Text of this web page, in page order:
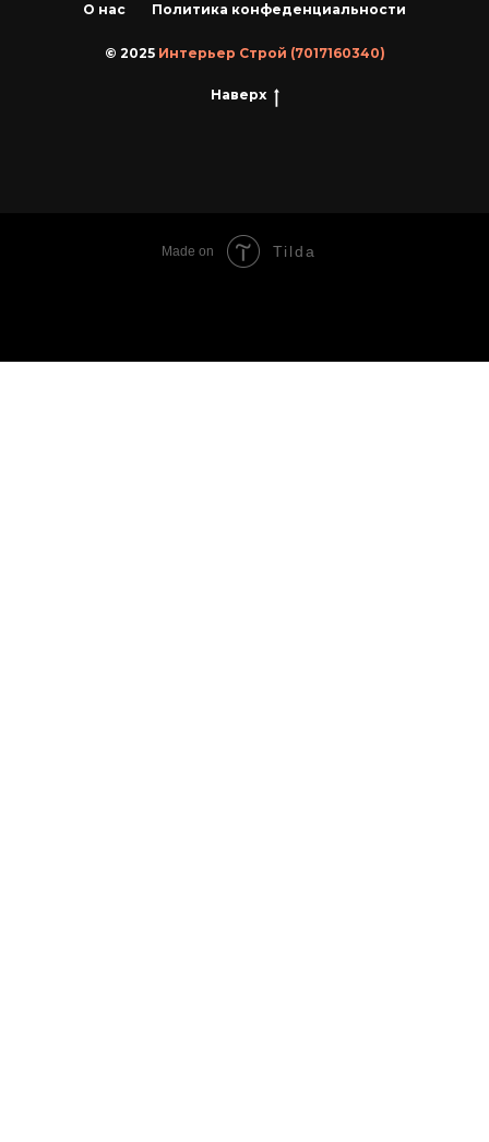
О нас Политика конфеденциальности
© 2025 Интерьер Строй (7017160340)
Наверх
Made on Tilda